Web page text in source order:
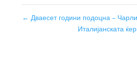
← Дваесет години подоцна –
Италијанската